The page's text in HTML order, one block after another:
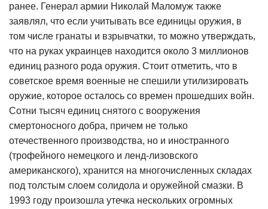
ранее. Генерал армии Николай Маломуж также
заявлял, что если учитывать все единицы оружия, в
том числе гранаты и взрывчатки, то можно утверждать,
что на руках украинцев находится около 3 миллионов
единиц разного рода оружия. Стоит отметить, что в
советское время военные не спешили утилизировать
оружие, которое осталось со времен прошедших войн.
Сотни тысяч единиц снятого с вооружения
смертоносного добра, причем не только
отечественного производства, но и иностранного
(трофейного немецкого и ленд-лизовского
американского), хранится на многочисленных складах
под толстым слоем солидола и оружейной смазки. В
1993 году произошла утечка нескольких огромных